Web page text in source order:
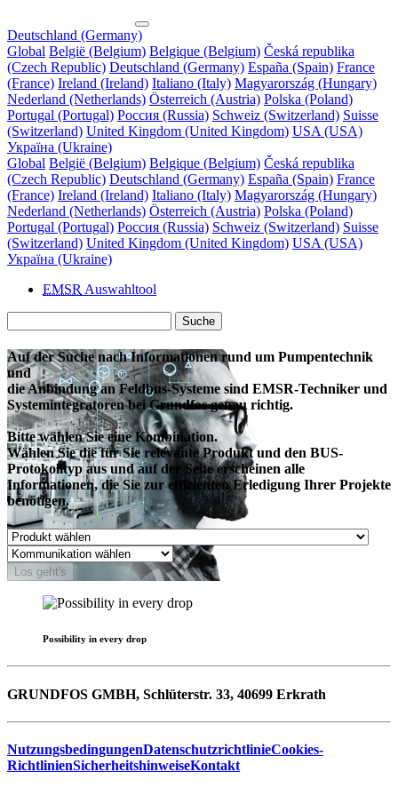
Deutschland (Germany)
Global België (Belgium) Belgique (Belgium) Česká republika
(Czech Republic) Deutschland (Germany) España (Spain) France
(France) Ireland (Ireland) Italiano (Italy) Magyarország (Hungary)
Nederland (Netherlands) Österreich (Austria) Polska (Poland)
Portugal (Portugal) Россия (Russia) Schweiz (Switzerland) Suisse
(Switzerland) United Kingdom (United Kingdom) USA (USA)
Україна (Ukraine)
Global België (Belgium) Belgique (Belgium) Česká republika
(Czech Republic) Deutschland (Germany) España (Spain) France
(France) Ireland (Ireland) Italiano (Italy) Magyarország (Hungary)
Nederland (Netherlands) Österreich (Austria) Polska (Poland)
Portugal (Portugal) Россия (Russia) Schweiz (Switzerland) Suisse
(Switzerland) United Kingdom (United Kingdom) USA (USA)
Україна (Ukraine)
EMSR Auswahltool
Suche
Auf der Suche nach Informationen rund um Pumpentechnik
und
die Anbindung an Feldbus-Systeme sind EMSR-Techniker und
Systemintegratoren bei Grundfos genau richtig.
Bitte wählen Sie eine Kombination.
Wählen Sie die für Sie relevante Produkt und den BUS-
Protokolltyp aus und auf der Seite erscheinen alle
Informationen, die Sie zur effizienten Erledigung Ihrer Projekte
benötigen.
Los geht's
Possibility in every drop
GRUNDFOS GMBH, Schlüterstr. 33, 40699 Erkrath
NutzungsbedingungenDatenschutzrichtlinieCookies-
RichtlinienSicherheitshinweiseKontakt